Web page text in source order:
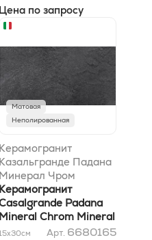
Цена по запросу
Матовая
Неполированная
Керамогранит
Казальгранде Падана
Минерал Чром
Минерал Блэк 15x30
Керамогранит
Padana
Mineral Chrom Mineral
15x30
см Арт. 6680165